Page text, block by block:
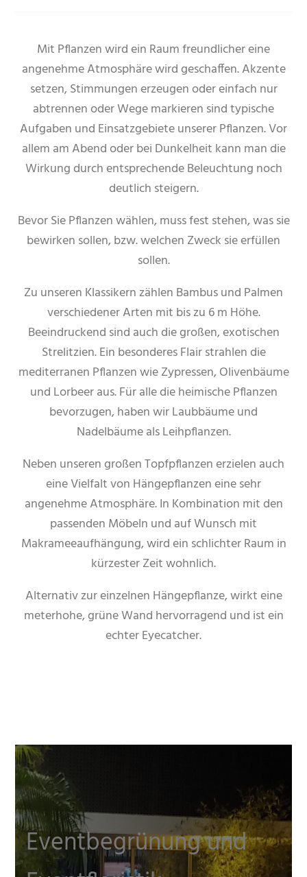
Mit Pflanzen wird ein Raum freundlicher eine
angenehme Atmosphäre wird geschaffen. Akzente
setzen, Stimmungen erzeugen oder einfach nur
abtrennen oder Wege markieren sind typische
Aufgaben und Einsatzgebiete unserer Pflanzen. Vor
allem am Abend oder bei Dunkelheit kann man die
Wirkung durch entsprechende Beleuchtung noch
deutlich steigern.
Bevor Sie Pflanzen wählen, muss fest stehen, was sie
bewirken sollen, bzw. welchen Zweck sie erfüllen
sollen.
Zu unseren Klassikern zählen Bambus und Palmen
verschiedener Arten mit bis zu 6 m Höhe.
Beeindruckend sind auch die großen, exotischen
Strelitzien. Ein besonderes Flair strahlen die
mediterranen Pflanzen wie Zypressen, Olivenbäume
und Lorbeer aus. Für alle die heimische Pflanzen
bevorzugen, haben wir Laubbäume und
Nadelbäume als Leihpflanzen.
Neben unseren großen Topfpflanzen erzielen auch
eine Vielfalt von Hängepflanzen eine sehr
angenehme Atmosphäre. In Kombination mit den
passenden Möbeln und auf Wunsch mit
Makrameeaufhängung, wird ein schlichter Raum in
kürzester Zeit wohnlich.
Alternativ zur einzelnen Hängepflanze, wirkt eine
meterhohe, grüne Wand hervorragend und ist ein
echter Eyecatcher.
Eventbegrünung und